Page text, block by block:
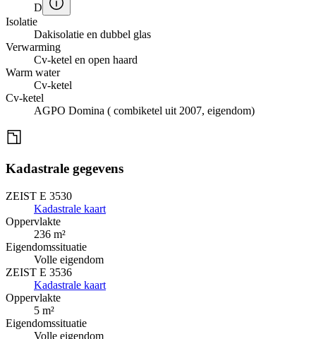
D
Isolatie
Dakisolatie en dubbel glas
Verwarming
Cv-ketel en open haard
Warm water
Cv-ketel
Cv-ketel
AGPO Domina ( combiketel uit 2007, eigendom)
Kadastrale gegevens
ZEIST E 3530
Kadastrale kaart
Oppervlakte
236 m²
Eigendomssituatie
Volle eigendom
ZEIST E 3536
Kadastrale kaart
Oppervlakte
5 m²
Eigendomssituatie
Volle eigendom